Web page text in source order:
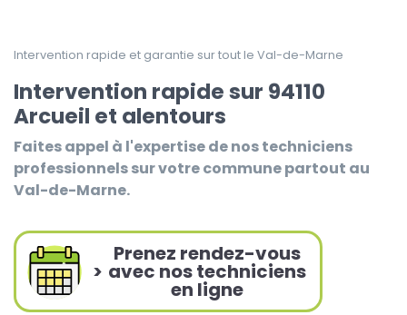
Intervention rapide et garantie sur tout le Val-de-Marne
Intervention rapide sur 94110
Arcueil et alentours
Faites appel à l'expertise de nos techniciens
professionnels sur votre commune partout au
Val-de-Marne.
>
Prenez rendez-vous
avec nos techniciens
en ligne